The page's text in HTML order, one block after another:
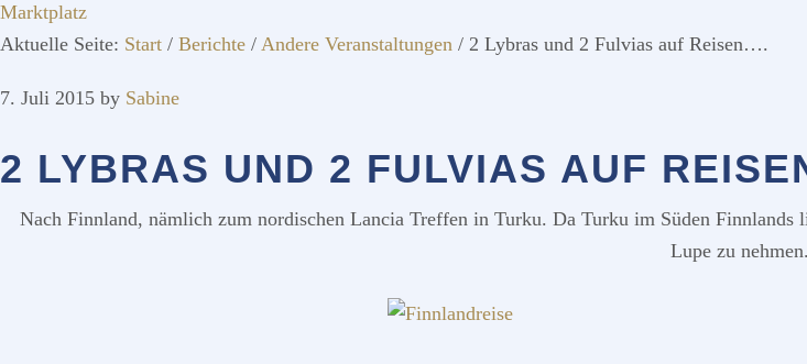
Marktplatz
Aktuelle Seite: Start / Berichte / Andere Veranstaltungen / 2 Lybras und 2 Fulvias auf Reisen….
7. Juli 2015 by Sabine
2 LYBRAS UND 2 FULVIAS AUF
Nach Finnland, nämlich zum nordischen Lancia Treffen in Turku. Da Turku im Süden
Lupe zu nehmen.